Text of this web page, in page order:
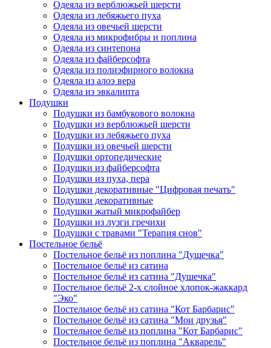
Одеяла из верблюжьей шерсти
Одеяла из лебяжьего пуха
Одеяла из овечьей шерсти
Одеяла из микрофибры и поплина
Одеяла из синтепона
Одеяла из файберсофта
Одеяла из полиэфирного волокна
Одеяла из алоэ вера
Одеяла из эвкалипта
Подушки
Подушки из бамбукового волокна
Подушки из верблюжьей шерсти
Подушки из лебяжьего пуха
Подушки из овечьей шерсти
Подушки ортопедические
Подушки из файберсофта
Подушки из пуха, пера
Подушки декоративные "Цифровая печать"
Подушки декоративные
Подушки жатый микрофайбер
Подушки из лузги гречихи
Подушки с травами "Терапия снов"
Постельное бельё
Постельное бельё из поплина "Душечка"
Постельное бельё из сатина
Постельное бельё из сатина "Душечка"
Постельное бельё 2-х слойное хлопок-жаккард
"Эко"
Постельное бельё из сатина "Кот Барбарис"
Постельное бельё из сатина "Мои друзья"
Постельное бельё из поплина "Кот Барбарис"
Постельное бельё из поплина "Акварель"